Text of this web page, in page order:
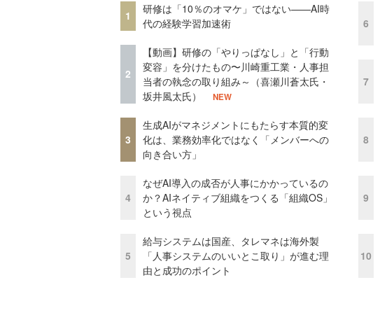
1
研修は「10％のオマケ」ではない——AI時
代の経験学習加速術
2
【動画】研修の「やりっぱなし」と「行動
変容」を分けたもの〜川崎重工業・人事担
当者の執念の取り組み～（喜瀬川蒼太氏・
坂井風太氏）
NEW
3
生成AIがマネジメントにもたらす本質的変
化は、業務効率化ではなく「メンバーへの
向き合い方」
4
なぜAI導入の成否が人事にかかっているの
か？AIネイティブ組織をつくる「組織OS」
という視点
5
給与システムは国産、タレマネは海外製
「人事システムのいいとこ取り」が進む理
由と成功のポイント
6
7
8
9
10